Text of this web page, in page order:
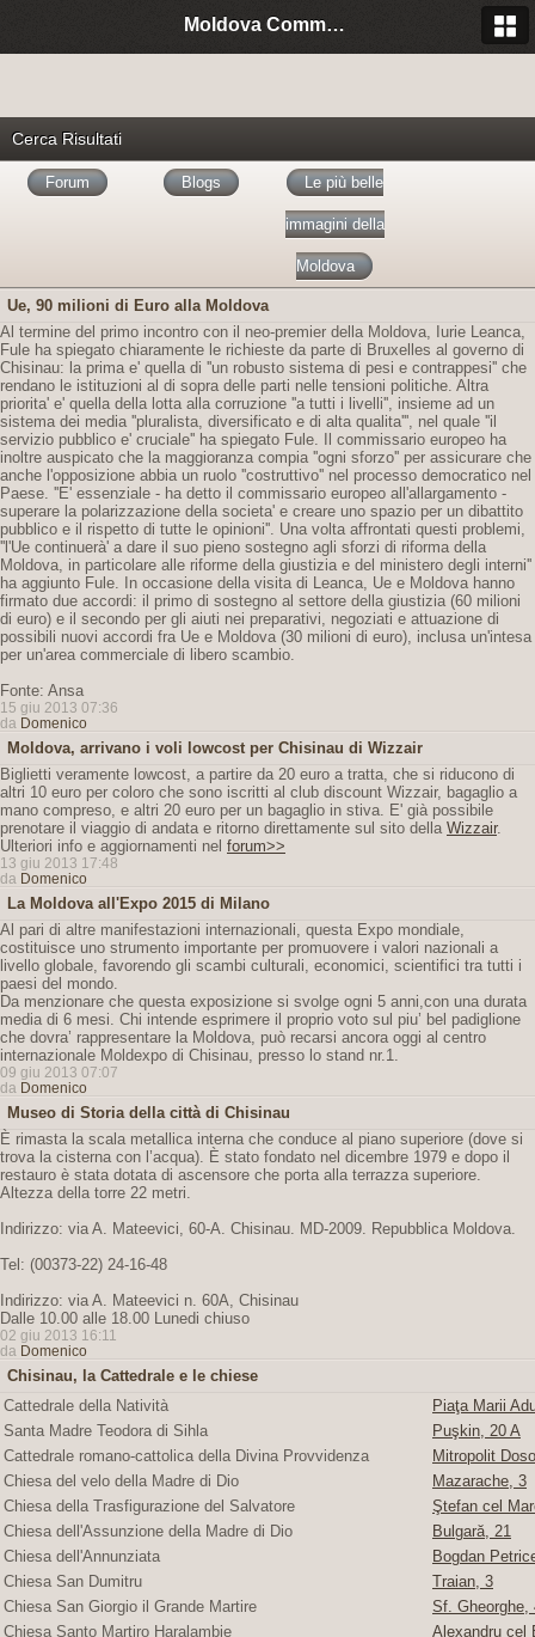
Moldova Community Italia
Cerca Risultati
Forum Blogs Le più belle
immagini della
Moldova
Ue, 90 milioni di Euro alla Moldova
Al termine del primo incontro con il neo-premier della Moldova, Iurie Leanca,
Fule ha spiegato chiaramente le richieste da parte di Bruxelles al governo di
Chisinau: la prima e' quella di ''un robusto sistema di pesi e contrappesi'' che
rendano le istituzioni al di sopra delle parti nelle tensioni politiche. Altra
priorita' e' quella della lotta alla corruzione ''a tutti i livelli'', insieme ad un
sistema dei media ''pluralista, diversificato e di alta qualita''', nel quale ''il
servizio pubblico e' cruciale'' ha spiegato Fule. Il commissario europeo ha
inoltre auspicato che la maggioranza compia ''ogni sforzo'' per assicurare che
anche l'opposizione abbia un ruolo ''costruttivo'' nel processo democratico nel
Paese. ''E' essenziale - ha detto il commissario europeo all'allargamento -
superare la polarizzazione della societa' e creare uno spazio per un dibattito
pubblico e il rispetto di tutte le opinioni''. Una volta affrontati questi problemi,
''l'Ue continuerà' a dare il suo pieno sostegno agli sforzi di riforma della
Moldova, in particolare alle riforme della giustizia e del ministero degli interni''
ha aggiunto Fule. In occasione della visita di Leanca, Ue e Moldova hanno
firmato due accordi: il primo di sostegno al settore della giustizia (60 milioni
di euro) e il secondo per gli aiuti nei preparativi, negoziati e attuazione di
possibili nuovi accordi fra Ue e Moldova (30 milioni di euro), inclusa un'intesa
per un'area commerciale di libero scambio.
Fonte: Ansa
15 giu 2013 07:36
da Domenico
Moldova, arrivano i voli lowcost per Chisinau di Wizzair
Biglietti veramente lowcost, a partire da 20 euro a tratta, che si riducono di
altri 10 euro per coloro che sono iscritti al club discount Wizzair, bagaglio a
mano compreso, e altri 20 euro per un bagaglio in stiva. E' già possibile
prenotare il viaggio di andata e ritorno direttamente sul sito della Wizzair.
Ulteriori info e aggiornamenti nel forum>>
13 giu 2013 17:48
da Domenico
La Moldova all'Expo 2015 di Milano
Al pari di altre manifestazioni internazionali, questa Expo mondiale,
costituisce uno strumento importante per promuovere i valori nazionali a
livello globale, favorendo gli scambi culturali, economici, scientifici tra tutti i
paesi del mondo.
Da menzionare che questa exposizione si svolge ogni 5 anni,con una durata
media di 6 mesi. Chi intende esprimere il proprio voto sul piu’ bel padiglione
che dovra’ rappresentare la Moldova, può recarsi ancora oggi al centro
internazionale Moldexpo di Chisinau, presso lo stand nr.1.
09 giu 2013 07:07
da Domenico
Museo di Storia della città di Chisinau
È rimasta la scala metallica interna che conduce al piano superiore (dove si
trova la cisterna con l’acqua). È stato fondato nel dicembre 1979 e dopo il
restauro è stata dotata di ascensore che porta alla terrazza superiore.
Altezza della torre 22 metri.
Indirizzo: via A. Mateevici, 60-A. Chisinau. MD-2009. Repubblica Moldova.
Tel: (00373-22) 24-16-48
Indirizzo: via A. Mateevici n. 60A, Chisinau
Dalle 10.00 alle 18.00 Lunedi chiuso
02 giu 2013 16:11
da Domenico
Chisinau, la Cattedrale e le chiese
Cattedrale della Natività
Piaţa Marii
Santa Madre Teodora di Sihla
Puşkin, 20 A
Cattedrale romano-cattolica della Divina Provvidenza
Mitropolit
Chiesa del velo della Madre di Dio
Mazarache, 3
Chiesa della Trasfigurazione del Salvatore
Ştefan cel
Chiesa dell'Assunzione della Madre di Dio
Bulgară, 21
Chiesa dell'Annunziata
Bogdan
Chiesa San Dumitru
Traian, 3
Chiesa San Giorgio il Grande Martire
Sf. Gheorghe,
Chiesa Santo Martiro Haralambie
Alexandru cel